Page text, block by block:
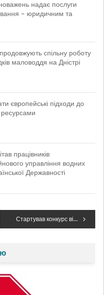
надає послуги
– юридичним та
спільну роботу
маловоддя на Дністрі
європейські підходи до
працівників
управління водних
Державності
Стартував конкурс відеороликів серед школярів на тему “Вода для миру”